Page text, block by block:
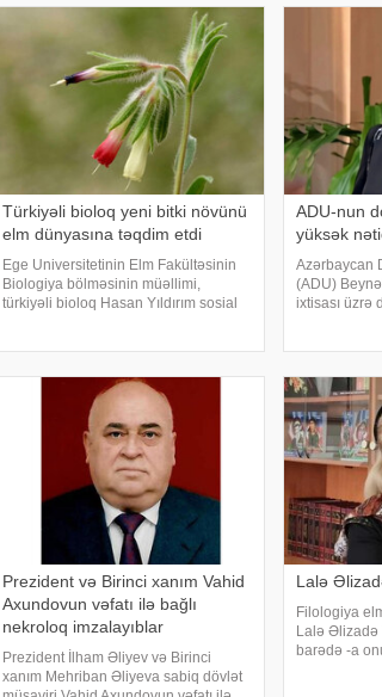
oğlu Həsənlidir. O
görmək isə
Türkiyəli bioloq yeni bitki növünü
elm dünyasına təqdim etdi
Ege Universitetinin Elm Fakültəsinin
Biologiya bölməsinin müəllimi,
türkiyəli bioloq Hasan Yıldırım sosial
emceği"
ADU-nun
yüksək
Azərbaycan
(ADU)
ixtisası üzrə
universitet
Prezident və Birinci xanım Vahid
Axundovun vəfatı ilə bağlı
nekroloq imzalayıblar
Prezident İlham Əliyev və Birinci
xanım Mehriban Əliyeva sabiq dövlət
Lalə
Filologiya
Lalə Əlizadə
barədə -a